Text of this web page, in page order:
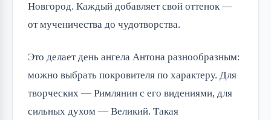
Новгород. Каждый добавляет свой оттенок —
от мученичества до чудотворства.
Это делает день ангела Антона разнообразным:
можно выбрать покровителя по характеру. Для
творческих — Римлянин с его видениями, для
сильных духом — Великий. Такая